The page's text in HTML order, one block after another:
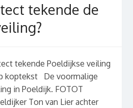
tekende de
tekende Poeldijkse veiling
koptekst De voormalige
in Poeldijk. FOTOT
Ton van Lier achter